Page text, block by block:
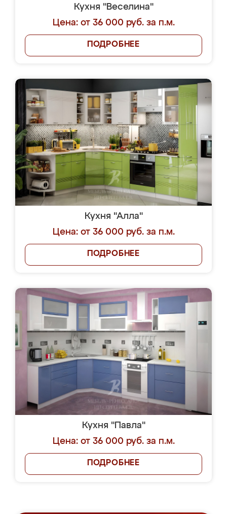
Кухня "Веселина"
Цена: от 36 000 руб. за п.м.
ПОДРОБНЕЕ
Кухня "Алла"
Цена: от 36 000 руб. за п.м.
ПОДРОБНЕЕ
Кухня "Павла"
Цена: от 36 000 руб. за п.м.
ПОДРОБНЕЕ